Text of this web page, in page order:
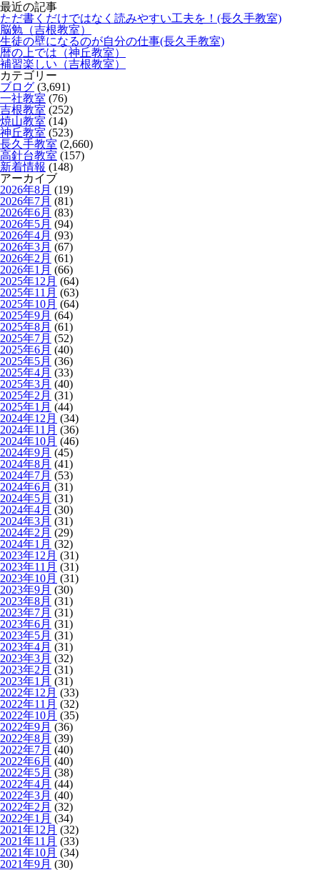
最近の記事
ただ書くだけではなく読みやすい工夫を！(長久手教室)
脳勉（吉根教室）
生徒の壁になるのが自分の仕事(長久手教室)
暦の上では（神丘教室）
補習楽しい（吉根教室）
カテゴリー
ブログ (3,691)
一社教室 (76)
吉根教室 (252)
焼山教室 (14)
神丘教室 (523)
長久手教室 (2,660)
高針台教室 (157)
新着情報 (148)
アーカイブ
2026年8月 (19)
2026年7月 (81)
2026年6月 (83)
2026年5月 (94)
2026年4月 (93)
2026年3月 (67)
2026年2月 (61)
2026年1月 (66)
2025年12月 (64)
2025年11月 (63)
2025年10月 (64)
2025年9月 (64)
2025年8月 (61)
2025年7月 (52)
2025年6月 (40)
2025年5月 (36)
2025年4月 (33)
2025年3月 (40)
2025年2月 (31)
2025年1月 (44)
2024年12月 (34)
2024年11月 (36)
2024年10月 (46)
2024年9月 (45)
2024年8月 (41)
2024年7月 (53)
2024年6月 (31)
2024年5月 (31)
2024年4月 (30)
2024年3月 (31)
2024年2月 (29)
2024年1月 (32)
2023年12月 (31)
2023年11月 (31)
2023年10月 (31)
2023年9月 (30)
2023年8月 (31)
2023年7月 (31)
2023年6月 (31)
2023年5月 (31)
2023年4月 (31)
2023年3月 (32)
2023年2月 (31)
2023年1月 (31)
2022年12月 (33)
2022年11月 (32)
2022年10月 (35)
2022年9月 (36)
2022年8月 (39)
2022年7月 (40)
2022年6月 (40)
2022年5月 (38)
2022年4月 (44)
2022年3月 (40)
2022年2月 (32)
2022年1月 (34)
2021年12月 (32)
2021年11月 (33)
2021年10月 (34)
2021年9月 (30)